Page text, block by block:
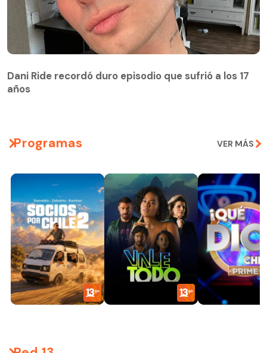
Dani Ride recordó duro episodio que sufrió a los 17
años
Programas VER MÁS